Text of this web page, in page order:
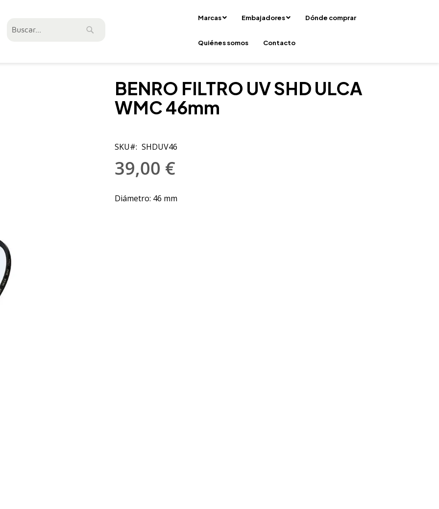
Marcas Embajadores Dónde comprar
Quiénes somos Contacto
BENRO FILTRO UV SHD ULCA
WMC 46mm
SKU SHDUV46
39,00 €
Diámetro: 46 mm